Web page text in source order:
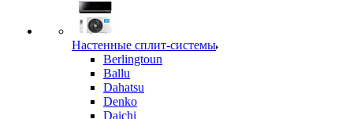
Настенные сплит-системы
Berlingtoun
Ballu
Dahatsu
Denko
Daichi